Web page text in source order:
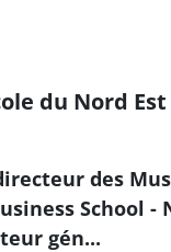
du Nord Est
des
School -
gén...